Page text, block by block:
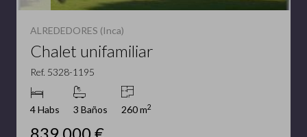
ALREDEDORES (Inca)
Chalet unifamiliar
Ref. 5328-1195
4 Habs 3 Baños 260 m2